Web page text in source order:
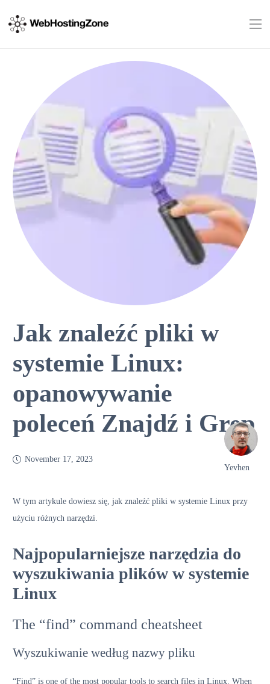
Jak znaleźć pliki w
systemie Linux:
opanowywanie
poleceń Znajdź i Grep
November 17, 2023
Yevhen
W tym artykule dowiesz się, jak znaleźć pliki w systemie Linux przy
użyciu różnych narzędzi.
Najpopularniejsze narzędzia do
wyszukiwania plików w systemie
Linux
The “find” command cheatsheet
Wyszukiwanie według nazwy pliku
“Find” is one of the most popular tools to search files in Linux. When